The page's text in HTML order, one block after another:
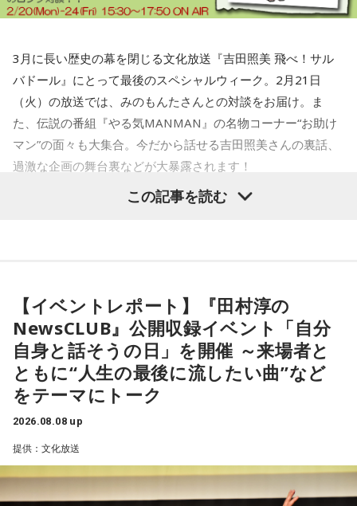
3月に長い歴史の幕を閉じる文化放送『吉田照美 飛べ！サル
バドール』にとって最後のスペシャルウィーク。2月21日
（火）の放送では、みのもんたさんとの対談をお届け。ま
た、伝説の番組『やる気MANMAN』の名物コーナー“お助け
マン”の面々も大集合。今だから話せる吉田照美さんの裏話、
過激な企画の舞台裏などが大暴露されます！
インタビューした模様をお送りします！
この番組をラジコで聴く
文化放送『吉田照美 飛べ！サルバドール』15時30
分～17時50分
意外や意外！ 文化放送の先輩でありながら、ラジオ番組での
この記事を読む
【イベントレポート】『田村淳の
NewsCLUB』公開収録イベント「自分
自身と話そうの日」を開催 ～来場者と
ともに“人生の最後に流したい曲”など
をテーマにトーク
2026.08.08 up
提供：文化放送